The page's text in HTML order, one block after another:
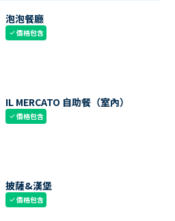
泡泡餐廳
check價格包含
IL MERCATO 自助餐（室內）
check價格包含
披薩&漢堡
check價格包含